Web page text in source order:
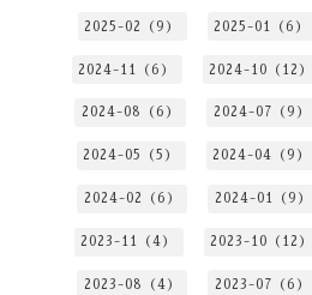
2025-02（9） 2025-01（6）
2024-11（6） 2024-10（12）
2024-08（6） 2024-07（9）
2024-05（5） 2024-04（9）
2024-02（6） 2024-01（9）
2023-11（4） 2023-10（12）
2023-08（4） 2023-07（6）